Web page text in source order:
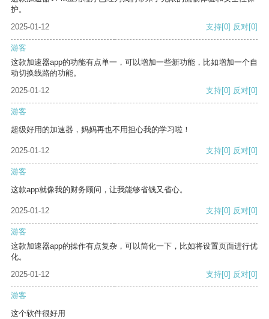
护。
2025-01-12
支持[0] 反对[0]
游客
这款加速器app的功能有点单一，可以增加一些新功能，比如增加一个自
动切换线路的功能。
2025-01-12
支持[0] 反对[0]
游客
超级好用的加速器，妈妈再也不用担心我的学习啦！
2025-01-12 支持[0] 反对[0]
游客
这款app就像我的财务顾问，让我能够省钱又省心。
2025-01-12 支持[0] 反对[0]
游客
这款加速器app的操作有点复杂，可以简化一下，比如将设置页面进行优
化。
2025-01-12
支持[0] 反对[0]
游客
这个软件很好用